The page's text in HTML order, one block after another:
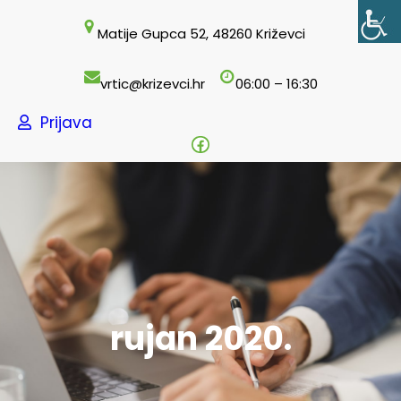
Matije Gupca 52, 48260 Križevci
vrtic@krizevci.hr 06:00 – 16:30
Prijava
Facebook
rujan 2020.